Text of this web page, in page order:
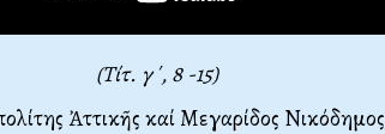
(Τίτ. γ΄, 8 -15)
Ἀττικῆς καί Μεγαρίδος Νικόδημος